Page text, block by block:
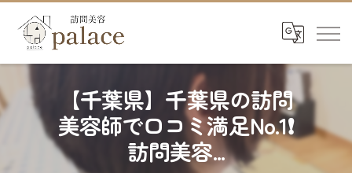
【千葉県】千葉県の訪問
美容師で口コミ満足No.1❗️
訪問美容...